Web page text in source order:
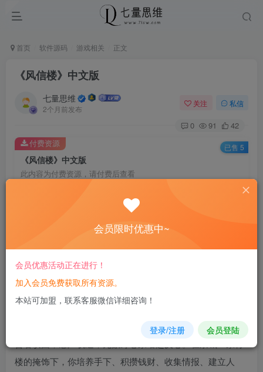
首页 软件源码 游戏相关 正文
《风信楼》中文版
七量思维
2个月前发布
关注 私信
0 91 42
《风信楼》中文版
此内容为付费资源，请付费后查看
6.6
您当前未登录！建议登陆后购买，可保存购买订单
付费资源 已售 5
楼的掩饰下，你培养手下、积攒钱财、收集情报、建立人
会员限时优惠中~
会员优惠活动正在进行！
加入会员免费获取所有资源。
本站可加盟，联系客服微信详细咨询！
登录/注册 会员登陆